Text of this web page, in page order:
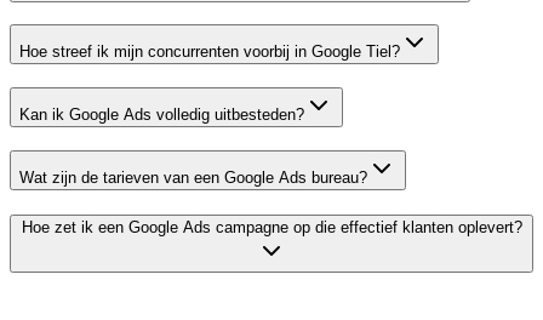
Hoe streef ik mijn concurrenten voorbij in Google Tiel?
Kan ik Google Ads volledig uitbesteden?
Wat zijn de tarieven van een Google Ads bureau?
Hoe zet ik een Google Ads campagne op die effectief klanten oplevert?